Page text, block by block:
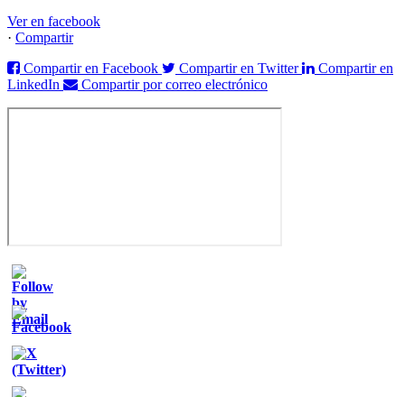
Ver en facebook
· Compartir
Compartir en Facebook
Compartir en Twitter
Compartir en
LinkedIn
Compartir por correo electrónico